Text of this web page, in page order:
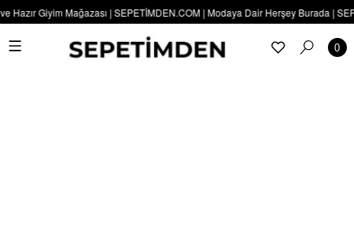
Giyim Mağazası | SEPETİMDEN.COM | Modaya Dair Herşey Burada |
0